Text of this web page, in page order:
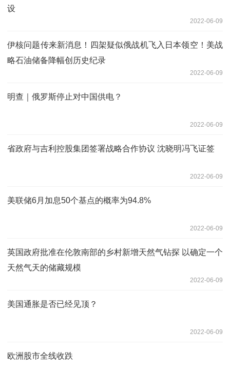
设
2022-06-09
伊核问题传来新消息！四架疑似俄战机飞入日本领空！美战
略石油储备降幅创历史纪录
2022-06-09
明查｜俄罗斯停止对中国供电？
2022-06-09
省政府与吉利控股集团签署战略合作协议 沈晓明冯飞证签
2022-06-09
美联储6月加息50个基点的概率为94.8%
2022-06-09
英国政府批准在伦敦南部的乡村新增天然气钻探 以确定一个
天然气天的储藏规模
2022-06-09
美国通胀是否已经见顶？
2022-06-09
欧洲股市全线收跌